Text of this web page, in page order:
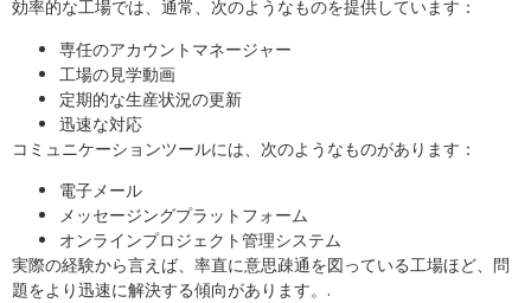
効率的な工場では、通常、次のようなものを提供しています：
専任のアカウントマネージャー
工場の見学動画
定期的な生産状況の更新
迅速な対応
コミュニケーションツールには、次のようなものがあります：
電子メール
メッセージングプラットフォーム
オンラインプロジェクト管理システム
実際の経験から言えば、率直に意思疎通を図っている工場ほど、問
題をより迅速に解決する傾向があります。.